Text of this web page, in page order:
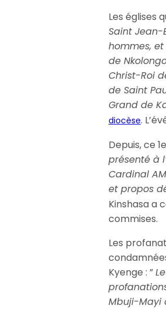
Les églises
Saint
hommes,
de
Christ-Roi
de Saint
Grand de
diocèse.
Depuis, ce
présenté à
Cardinal
et propos
Kinshasa a
commises.
Les
Kyenge : ”
Mbuji-Mayi